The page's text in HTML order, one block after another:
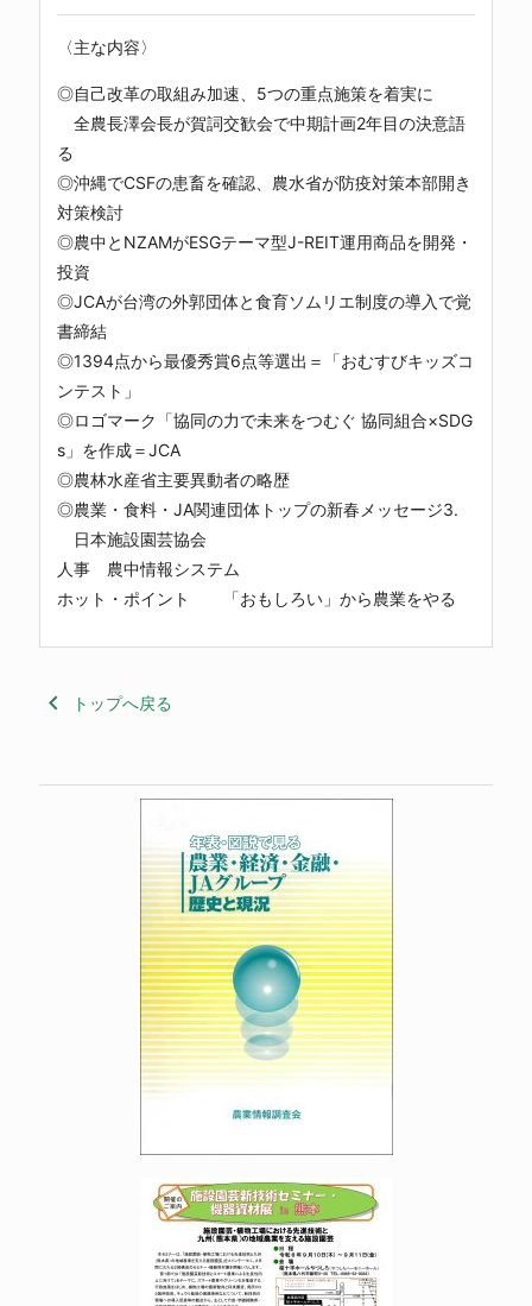
〈主な内容〉
◎自己改革の取組み加速、5つの重点施策を着実に
全農長澤会長が賀詞交歓会で中期計画2年目の決意語
る
◎沖縄でCSFの患畜を確認、農水省が防疫対策本部開き
対策検討
◎農中とNZAMがESGテーマ型J-REIT運用商品を開発・
投資
◎JCAが台湾の外郭団体と食育ソムリエ制度の導入で覚
書締結
◎1394点から最優秀賞6点等選出＝「おむすびキッズコ
ンテスト」
◎ロゴマーク「協同の力で未来をつむぐ 協同組合×SDG
s」を作成＝JCA
◎農林水産省主要異動者の略歴
◎農業・食料・JA関連団体トップの新春メッセージ3.
日本施設園芸協会
人事 農中情報システム
ホット・ポイント 「おもしろい」から農業をやる
keyboard_arrow_left トップへ戻る